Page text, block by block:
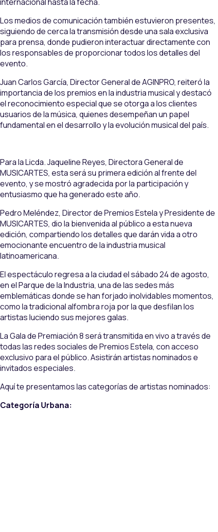
Los medios de comunicación también estuvieron presentes,
siguiendo de cerca la transmisión desde una sala exclusiva
para prensa, donde pudieron interactuar directamente con
los responsables de proporcionar todos los detalles del
evento.
Juan Carlos García, Director General de AGINPRO, reiteró la
importancia de los premios en la industria musical y destacó
el reconocimiento especial que se otorga a los clientes
usuarios de la música, quienes desempeñan un papel
fundamental en el desarrollo y la evolución musical del país.
Para la Licda. Jaqueline Reyes, Directora General de
MUSICARTES, esta será su primera edición al frente del
evento, y se mostró agradecida por la participación y
entusiasmo que ha generado este año.
Pedro Meléndez, Director de Premios Estela y Presidente de
MUSICARTES, dio la bienvenida al público a esta nueva
edición, compartiendo los detalles que darán vida a otro
emocionante encuentro de la industria musical
latinoamericana.
El espectáculo regresa a la ciudad el sábado 24 de agosto,
en el Parque de la Industria, una de las sedes más
emblemáticas donde se han forjado inolvidables momentos,
como la tradicional alfombra roja por la que desfilan los
artistas luciendo sus mejores galas.
La Gala de Premiación 8 será transmitida en vivo a través de
todas las redes sociales de Premios Estela, con acceso
exclusivo para el público. Asistirán artistas nominados e
invitados especiales.
Aquí te presentamos las categorías de artistas nominados:
Categoría Urbana: